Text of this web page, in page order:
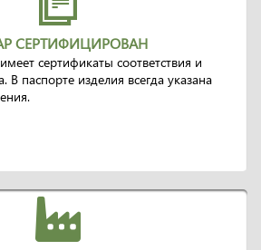
СЕРТИФИЦИРОВАН
сертификаты соответствия и
В паспорте изделия всегда указана